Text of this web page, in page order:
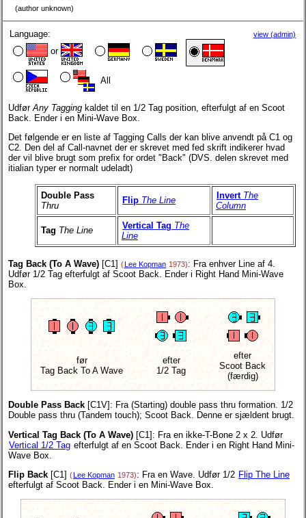
(author unknown)
Language:
or
All
view (admin)
Udfør Any Tagging kaldet til en 1/2 Tag position, efterfulgt af en Scoot
Back. Ender i en Mini-Wave Box.
Det følgende er en liste af Tagging Calls der kan blive anvendt på C1 og
C2. Den del af Call-navnet der er skrevet med fed skrift indikerer hvad
der vil blive brugt som prefix for ordet "Back" (DVS. delen skrevet med
itialian typer er normalt udeladt)
Double Pass
Thru
Flip The Line Invert The
Column
Tag The Line Vertical Tag The
Line
Tag Back (To A Wave) [C1] (Lee Kopman 1973): Fra enhver Line af 4.
Udfør 1/2 Tag efterfulgt af Scoot Back. Ender i Right Hand Mini-Wave
Box.
før
Tag Back To A Wave
efter
1/2 Tag
efter
Scoot Back
(færdig)
Double Pass Back [C1V] : Fra (Starting) double pass thru formation. 1/2
Double pass thru (Tandem touch); Scoot Back. Denne er sjældent brugt.
Vertical Tag Back (To A Wave) [C1]: Fra en ikke-T-Bone 2 x 2. Udfør
Vertical 1/2 Tag efterfulgt af en Scoot Back. Ender i en Right Hand Mini-
Wave Box.
Flip Back [C1] (Lee Kopman 1973): Fra en Wave. Udfør 1/2 Flip The Line
efterfulgt af Scoot Back. Ender i en Mini-Wave Box.